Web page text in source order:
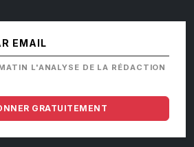
EMAIL
L'ANALYSE DE LA RÉDACTION
GRATUITEMENT